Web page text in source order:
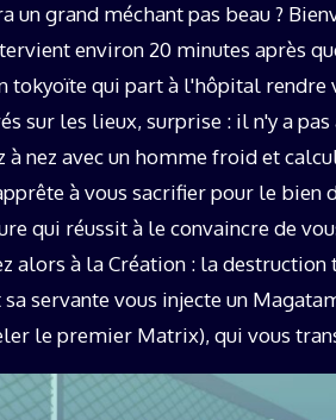
un grand méchant pas beau ?
environ 20 minutes après
tokyoïte qui part à l'hôpital rendre
sur les lieux, surprise : il n'y a
à nez avec un homme froid et
à vous sacrifier pour le bien
qui réussit à le convaincre de
alors à la Création : la
servante vous injecte un
le premier Matrix), qui vous